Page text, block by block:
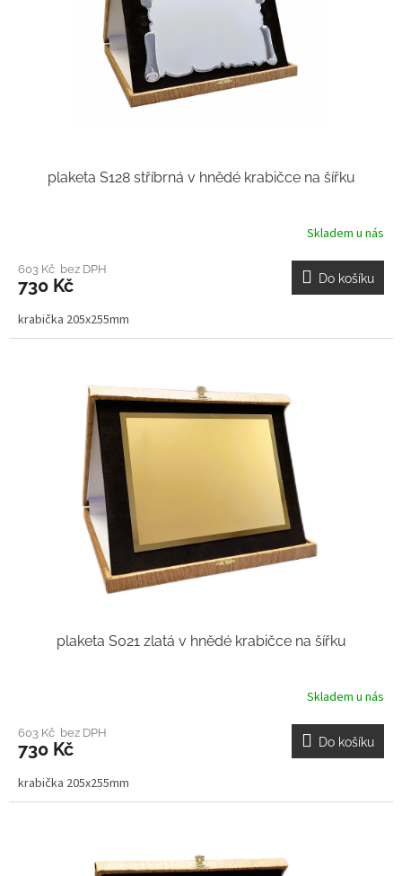
plaketa S128 stříbrná v hnědé krabičce na šířku
Skladem u nás
603 Kč bez DPH
730 Kč Do košíku
krabička 205x255mm
plaketa S021 zlatá v hnědé krabičce na šířku
Skladem u nás
603 Kč bez DPH
730 Kč Do košíku
krabička 205x255mm